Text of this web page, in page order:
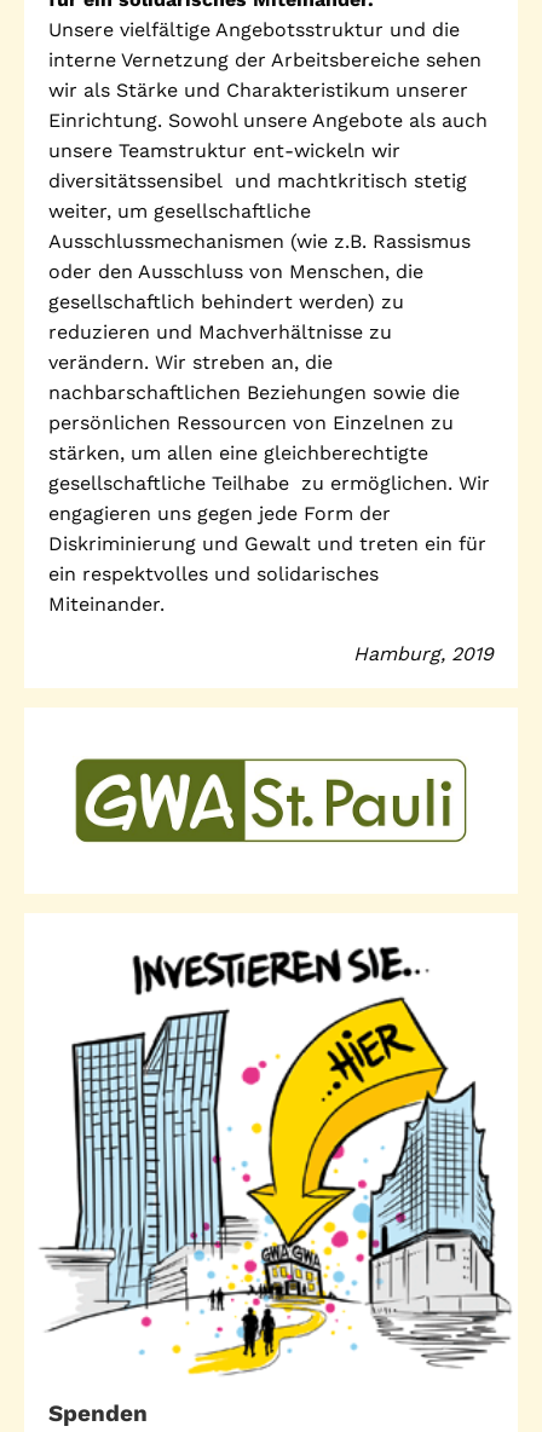
Unsere vielfältige Angebotsstruktur und die
interne Vernetzung der Arbeitsbereiche sehen
wir als Stärke und Charakteristikum unserer
Einrichtung. Sowohl unsere Angebote als auch
unsere Teamstruktur ent-wickeln wir
diversitätssensibel und machtkritisch stetig
weiter, um gesellschaftliche
Ausschlussmechanismen (wie z.B. Rassismus
oder den Ausschluss von Menschen, die
gesellschaftlich behindert werden) zu
reduzieren und Machverhältnisse zu
verändern. Wir streben an, die
nachbarschaftlichen Beziehungen sowie die
persönlichen Ressourcen von Einzelnen zu
stärken, um allen eine gleichberechtigte
gesellschaftliche Teilhabe zu ermöglichen. Wir
engagieren uns gegen jede Form der
Diskriminierung und Gewalt und treten ein für
ein respektvolles und solidarisches
Miteinander.
Hamburg, 2019
Spenden